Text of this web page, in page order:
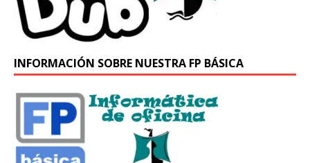
INFORMACIÓN SOBRE NUESTRA FP BÁSICA